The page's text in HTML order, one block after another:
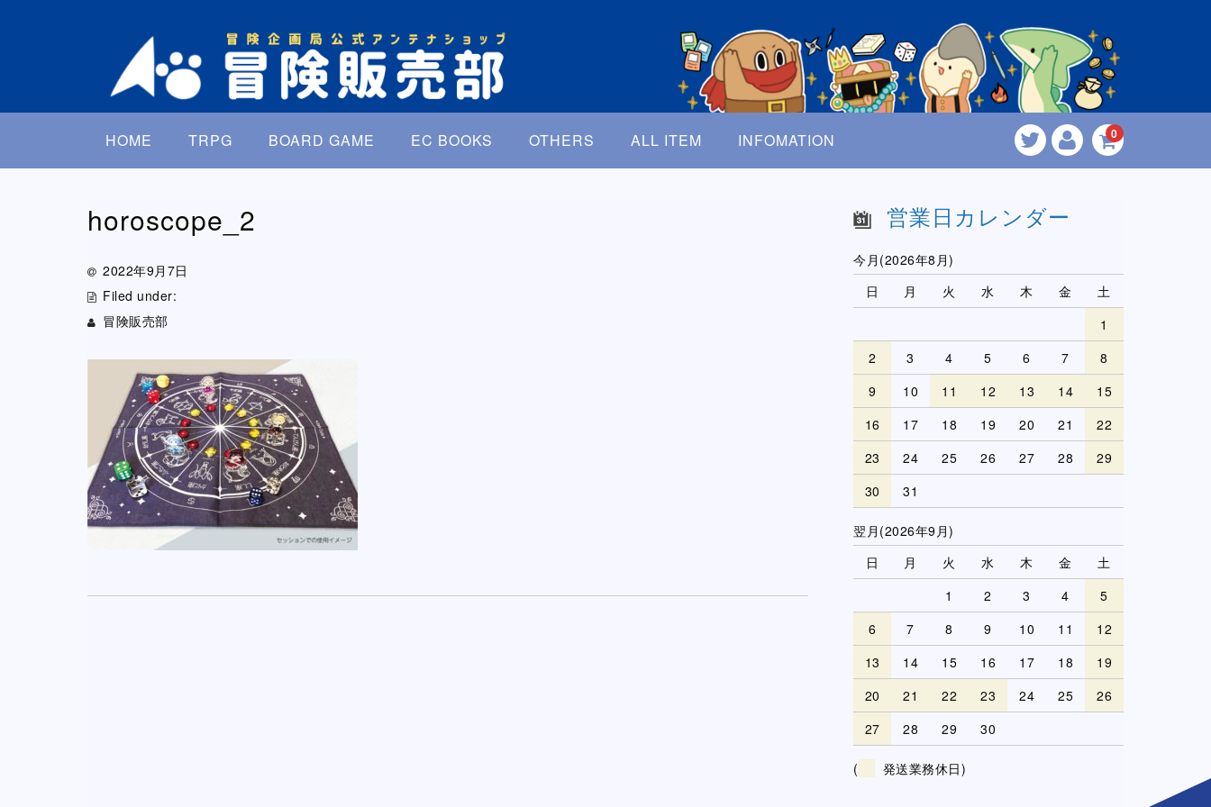
0
HOME TRPG BOARD GAME EC BOOKS OTHERS ALL ITEM INFOMATION
horoscope_2
2022年9月7日
Filed under:
冒険販売部
営業日カレンダー
今月(2026年8月)
日
月 火 水 木 金
土
1
2
3 4 5 6 7
8
9
10 11 12 13 14
15
16
17 18 19 20 21
22
23
24 25 26 27 28
29
30
31
翌月(2026年9月)
日
月 火 水 木 金
土
1
2 3 4
5
6
7 8 9 10 11
12
13
14 15 16 17 18
19
20
21 22 23 24 25
26
27
28 29 30
( 発送業務休日)